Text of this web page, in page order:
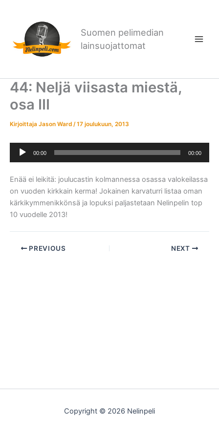
Suomen pelimedian
lainsuojattomat
44: Neljä viisasta miestä,
osa III
Kirjoittaja Jason Ward /17 joulukuun, 2013
Äänitoistin
00:00 00:00
Enää ei leikitä: joulucastin kolmannessa osassa valokeilassa
on vuoden kirkkain kerma! Jokainen karvaturri listaa oman
kärkikymmenikkönsä ja lopuksi paljastetaan Nelinpelin top
10 vuodelle 2013!
PREVIOUS NEXT
Copyright © 2026 Nelinpeli